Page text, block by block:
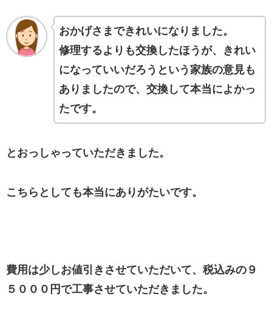
おかげさまできれいになりました。
修理するよりも交換したほうが、きれい
になっていいだろうという家族の意見も
ありましたので、交換して本当によかっ
たです。
とおっしゃっていただきました。
こちらとしても本当にありがたいです。
費用は少しお値引きさせていただいて、税込みの９
５０００円で工事させていただきました。